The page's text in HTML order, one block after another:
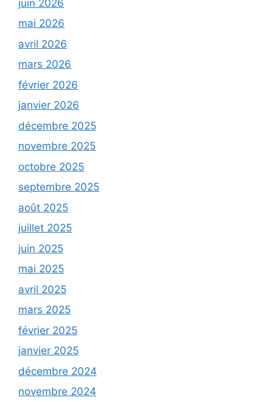
juin 2026
mai 2026
avril 2026
mars 2026
février 2026
janvier 2026
décembre 2025
novembre 2025
octobre 2025
septembre 2025
août 2025
juillet 2025
juin 2025
mai 2025
avril 2025
mars 2025
février 2025
janvier 2025
décembre 2024
novembre 2024